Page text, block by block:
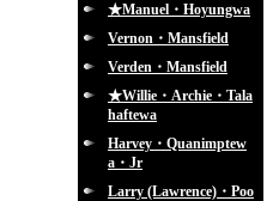
★Manuel・Hoyungwa
Vernon・Mansfield
Verden・Mansfield
★Willie・Archie・Tala
haftewa
Harvey・Quanimptew
a・Jr
Larry (Lawrence)・Poo